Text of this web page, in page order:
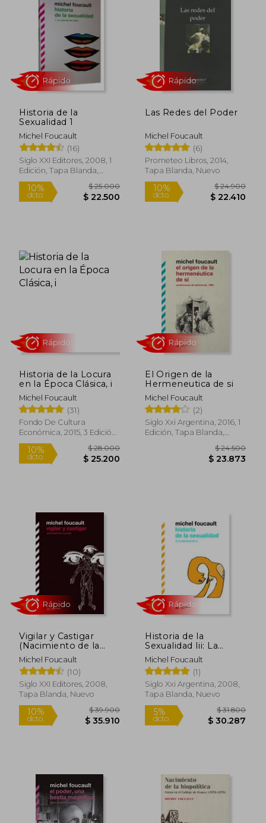
Historia de la sexualidad —de la cual tan
sólo concluyó 3 volúmenes—, Enfermedad
mental y personalidad, Enfermedad
mental y psicología, Discurso y verdad en
la antigua Grecia, Obras esenciales y De
lenguaje y literatura, los cinco últimos
publicados por Paidós.
Historia de la
Sexualidad 1
Michel Foucault
(16)
Siglo XXI Editores, 2008, 1
Edición, Tapa Blanda,
Nuevo
10%
dcto.
$ 25.000
Rápido
Las Redes del Poder
Michel Foucault
(6)
Prometeo Libros, 2014,
Tapa Blanda, Nuevo
10%
dcto.
Rápido
Historia de la Locura
en la Época Clásica, i
Michel Foucault
(31)
Fondo De Cultura
Económica, 2015, 3 Edición,
Tapa Blanda, Nuevo
10%
dcto.
$ 28.000
$ 25.200
Rápido
El Origen de la
Hermeneutica de si
Michel Foucault
(2)
Siglo Xxi Argentina, 2016, 1
Edición, Tapa Blanda,
Vigilar y Castigar
(Nacimiento de la
Prision)
Michel Foucault
(10)
Siglo XXI Editores, 2008,
Tapa Blanda, Nuevo
Historia de la
Sexualidad Iii: La
Inquietud de si
Michel Foucault
(1)
Siglo Xxi Argentina, 2008,
Tapa Blanda, Nuevo